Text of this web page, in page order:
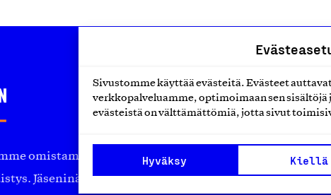
Sivustomme käyttää evästeitä. Evästeet
verkkopalveluamme, optimoimaan sen
evästeistä on välttämättömiä, jotta sivut
Hyväksy Kiellä
omistama puolueeton, työmarkkinajärjestöistä
Jäseninämme on koko suomalaisen